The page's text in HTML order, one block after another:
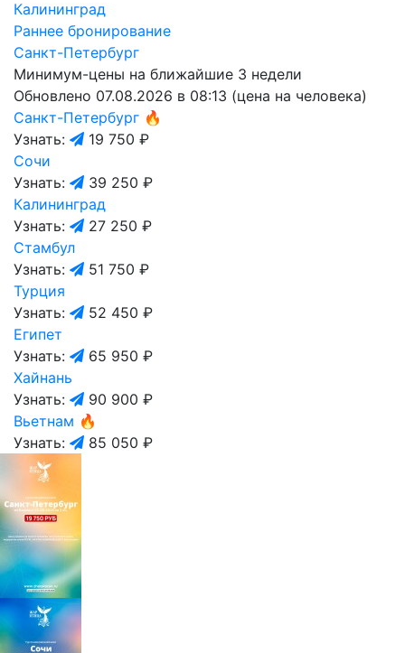
Калининград
Раннее бронирование
Санкт-Петербург
Минимум-цены на ближайшие 3 недели
Обновлено 07.08.2026 в 08:13 (цена на человека)
Санкт-Петербург 🔥
Узнать:
19 750 ₽
Сочи
Узнать:
39 250 ₽
Калининград
Узнать:
27 250 ₽
Стамбул
Узнать:
51 750 ₽
Турция
Узнать:
52 450 ₽
Египет
Узнать:
65 950 ₽
Хайнань
Узнать:
90 900 ₽
Вьетнам 🔥
Узнать:
85 050 ₽